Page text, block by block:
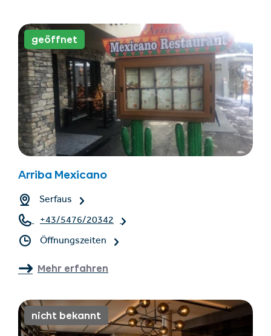
geöffnet
Arriba Mexicano
Serfaus
+43/5476/20342
Öffnungszeiten
Mehr erfahren
nicht bekannt